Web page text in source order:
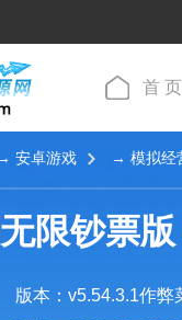
首 页
安卓游戏 → 模拟经
限钞票版
版本：v5.54.3.1作弊